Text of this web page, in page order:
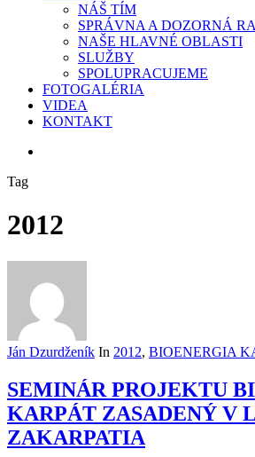
NÁŠ TÍM
SPRÁVNA A DOZORNÁ
NAŠE HLAVNÉ OBLASTI
SLUŽBY
SPOLUPRACUJEME
FOTOGALÉRIA
VIDEA
KONTAKT
Tag
2012
Ján Dzurdženík In 2012, BIOENERGIA
SEMINÁR PROJEKTU
KARPÁT ZASADENÝ V
ZAKARPATIA